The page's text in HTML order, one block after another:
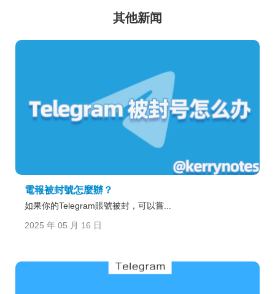
其他新闻
電報被封號怎麼辦？
如果你的Telegram賬號被封，可以嘗...
2025 年 05 月 16 日